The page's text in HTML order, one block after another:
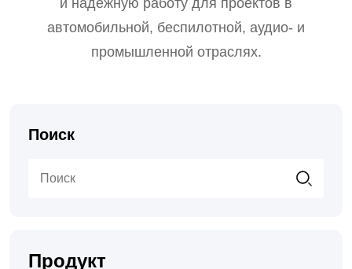
и надежную работу для проектов в
автомобильной, беспилотной, аудио- и
промышленной отраслях.
Поиск
Продукт